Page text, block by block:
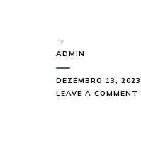
by
ADMIN
DEZEMBRO 13, 2023
LEAVE A COMMENT